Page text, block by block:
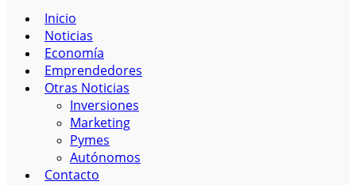
Inicio
Noticias
Economía
Emprendedores
Otras Noticias
Inversiones
Marketing
Pymes
Autónomos
Contacto